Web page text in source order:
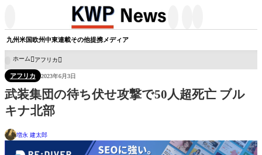
九州米国欧州中東連載その他提携メディア
ホーム アフリカ
アフリカ 2023年6月3日
武装集団の待ち伏せ攻撃で50人超死亡 ブル
キナ北部
増永 建太郎